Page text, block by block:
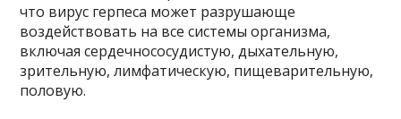
что вирус герпеса может разрушающе
воздействовать на все системы организма,
включая сердечнососудистую, дыхательную,
зрительную, лимфатическую, пищеварительную,
половую.